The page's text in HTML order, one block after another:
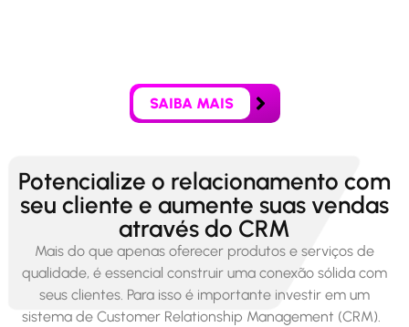
SAIBA MAIS
Potencialize o relacionamento com
seu cliente e aumente suas vendas
através do CRM
Mais do que apenas oferecer produtos e serviços de
qualidade, é essencial construir uma conexão sólida com
seus clientes. Para isso é importante investir em um
sistema de Customer Relationship Management (CRM).